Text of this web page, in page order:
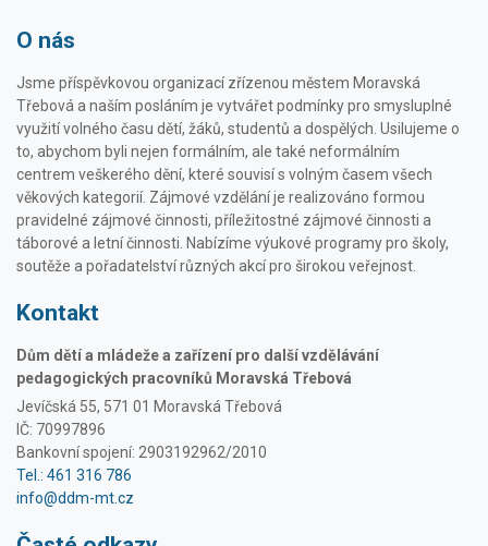
O nás
Jsme příspěvkovou organizací zřízenou městem Moravská
Třebová a naším posláním je vytvářet podmínky pro smysluplné
využití volného času dětí, žáků, studentů a dospělých. Usilujeme o
to, abychom byli nejen formálním, ale také neformálním
centrem veškerého dění, které souvisí s volným časem všech
věkových kategorií. Zájmové vzdělání je realizováno formou
pravidelné zájmové činnosti, příležitostné zájmové činnosti a
táborové a letní činnosti. Nabízíme výukové programy pro školy,
soutěže a pořadatelství různých akcí pro širokou veřejnost.
Kontakt
Dům dětí a mládeže a zařízení pro další vzdělávání
pedagogických pracovníků Moravská Třebová
Jevíčská 55, 571 01 Moravská Třebová
IČ: 70997896
Bankovní spojení: 2903192962/2010
Tel.: 461 316 786
info@ddm-mt.cz